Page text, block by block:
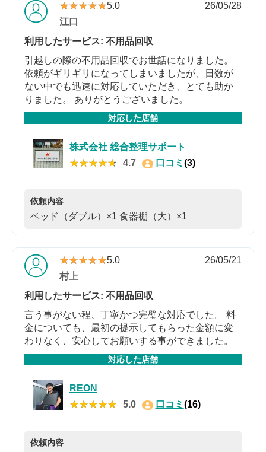
★★★★★
★★★★★5.0
26/05/28
江口
利用したサービス: 不用品回収
引越しの際の不用品回収でお世話になりました。
依頼がギリギリになってしまいましたが、日数が
ない中でも迅速に対応していただき、とても助か
りました。 ありがとうございました。
対応した店舗
株式会社 総合整理サポート
★★★★★
★★★★★ 4.7 口コミ (3)
依頼内容
ベッド（ダブル）×1 食器棚（大）×1
★★★★★
★★★★★5.0
26/05/21
村上
利用したサービス: 不用品回収
言う事がない程、丁寧かつ完璧な対応でした。 料
金についても、最初の提示してもらった金額に変
わりなく、安心してお願いする事ができました。
対応した店舗
REON
★★★★★
★★★★★ 5.0 口コミ (16)
依頼内容